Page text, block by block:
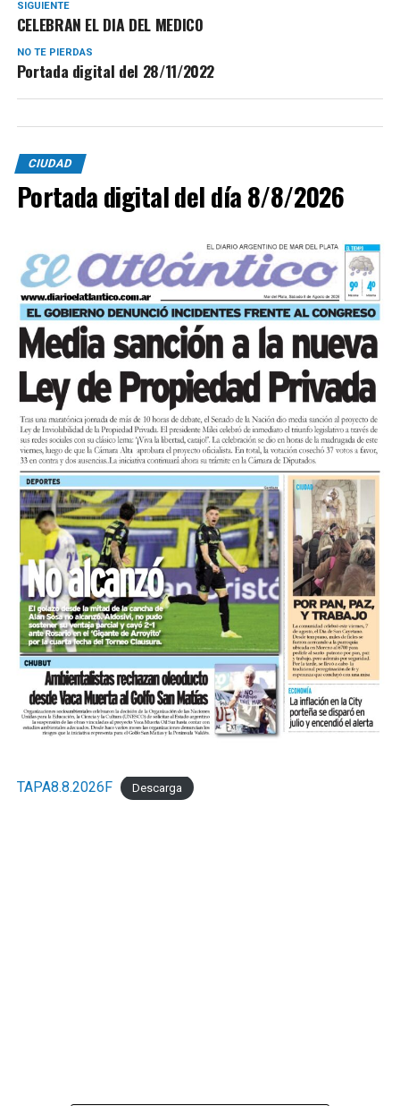
SIGUIENTE
CELEBRAN EL DIA DEL MEDICO
NO TE PIERDAS
Portada digital del 28/11/2022
CIUDAD
Portada digital del día 8/8/2026
TAPA8.8.2026F Descarga